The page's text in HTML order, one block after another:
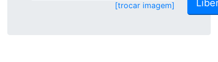
[trocar imagem]